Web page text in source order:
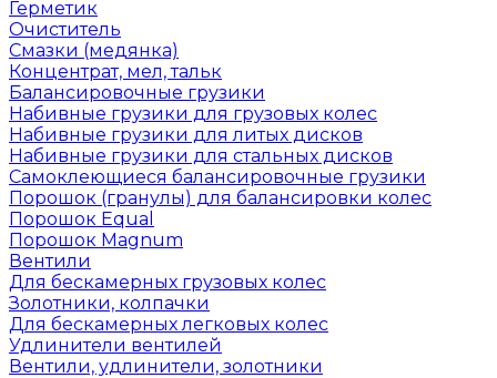
Герметик
Очиститель
Смазки (медянка)
Концентрат, мел, тальк
Балансировочные грузики
Набивные грузики для грузовых колес
Набивные грузики для литых дисков
Набивные грузики для стальных дисков
Самоклеющиеся балансировочные грузики
Порошок (гранулы) для балансировки колес
Порошок Equal
Порошок Magnum
Вентили
Для бескамерных грузовых колес
Золотники, колпачки
Для бескамерных легковых колес
Удлинители вентилей
Вентили, удлинители, золотники